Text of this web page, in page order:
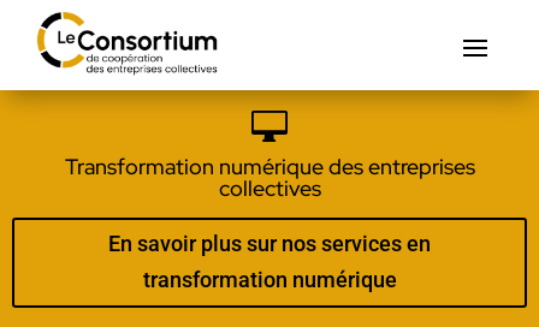

Transformation numérique des entreprises
collectives
En savoir plus sur nos services en
transformation numérique